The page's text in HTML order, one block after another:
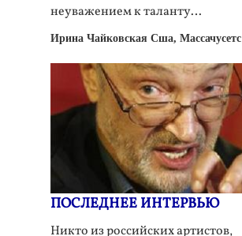
неуважением к таланту…
Ирина Чайковская Сша, Массачусетс
ПОСЛЕДНЕЕ ИНТЕРВЬЮ
Никто из российских артистов,